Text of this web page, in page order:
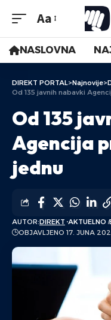
Aa
NASLOVNA
DIREKT PORTAL>Najnovije>
Od 135 javnih nabavki
Od 135
Agencija
jednu
AUTOR:DIREKT AKTUELNO
OBJAVLJENO 17. JUNA